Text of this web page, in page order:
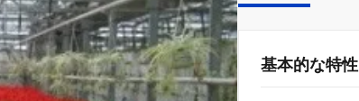
基本的な特性